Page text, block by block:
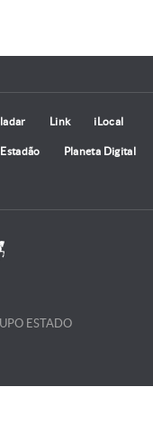
Link iLocal
Planeta Digital
ESTADO